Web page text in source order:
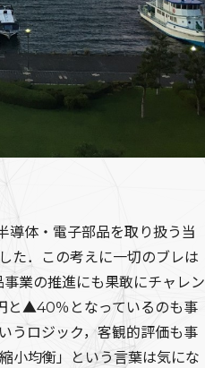
導体・電子部品を取り扱う当
た．この考えに一切のブレは
業の推進にも果敢にチャレン
と▲40％となっているのも事
うロジック，客観的評価も事
小均衡」という言葉は気にな